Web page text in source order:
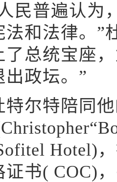
普遍认为
和法律。”
了总统宝座
政坛。”
特陪同他
Hotel)
证书( COC)